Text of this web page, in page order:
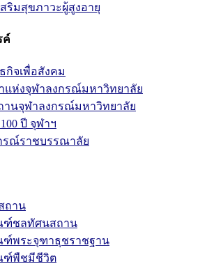
ริมสุขภาวะผู้สูงอายุ
ค์
กิจเพื่อสังคม
แห่งจุฬาลงกรณ์มหาวิทยาลัย
านจุฬาลงกรณ์มหาวิทยาลัย
ปี จุฬาฯ
รณ์ราชบรรณาลัย
ถาน
ชลทัศนสถาน
พระจุฑาธุชราชฐาน
พืชมีชีวิต